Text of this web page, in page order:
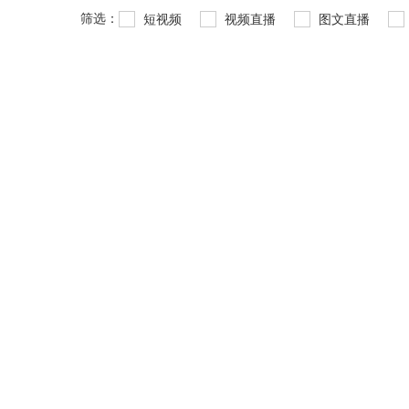
筛选： 短视频 视频直播 图文直播